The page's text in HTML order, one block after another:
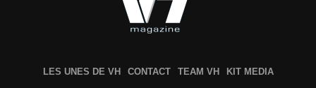
LES UNES DE VH CONTACT TEAM VH KIT MEDIA